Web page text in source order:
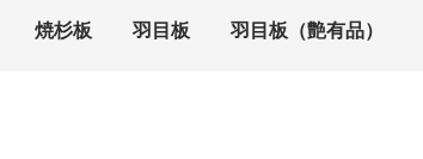
焼杉板 羽目板 羽目板（艶有品）